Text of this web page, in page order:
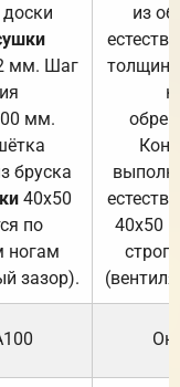
мм. Шаг
мм.
бруска
40х50
по
ногам
зазор).
из
40х50